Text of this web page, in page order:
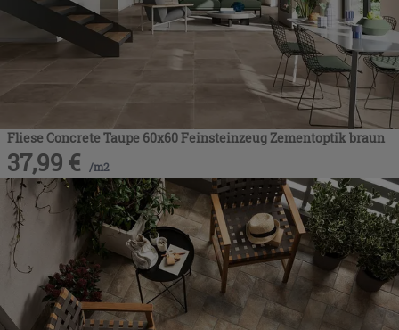
Fliese Concrete Taupe 60x60 Feinsteinzeug Zementoptik braun
37,99 € /m2